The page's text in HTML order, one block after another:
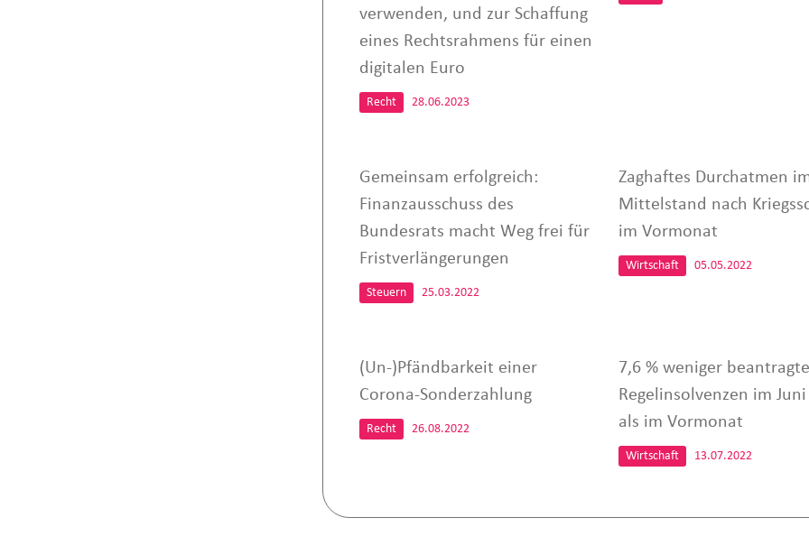
verwenden, und zur Schaffung
eines Rechtsrahmens für einen
digitalen Euro
Recht 28.06.2023
Gemeinsam erfolgreich:
Finanzausschuss des
Bundesrats macht Weg frei für
Fristverlängerungen
Steuern 25.03.2022
Zaghaftes Durchatmen
Mittelstand nach
im Vormonat
Wirtschaft 05.05.2022
(Un-)Pfändbarkeit einer
Corona-Sonderzahlung
Recht 26.08.2022
7,6 % weniger beantragte
Regelinsolvenzen im
als im Vormonat
Wirtschaft 13.07.2022